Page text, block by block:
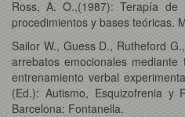
Ross, A. O.,(1987): Terapía de
procedimientos y bases teóricas.
Sailor W., Guess D., Rutheford
arrebatos emocionales
entrenamiento verbal
(Ed.): Autismo, Esquizofrenia y
Barcelona: Fontanella.